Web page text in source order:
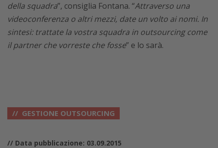
della squadra”, consiglia Fontana. “Attraverso una
videoconferenza o altri mezzi, date un volto ai nomi. In
sintesi: trattate la vostra squadra in outsourcing come
il partner che vorreste che fosse” e lo sarà.
GESTIONE OUTSOURCING
// Data pubblicazione: 03.09.2015